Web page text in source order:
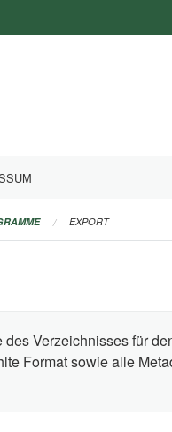
EXPORT
Verzeichnisses für
Format sowie alle